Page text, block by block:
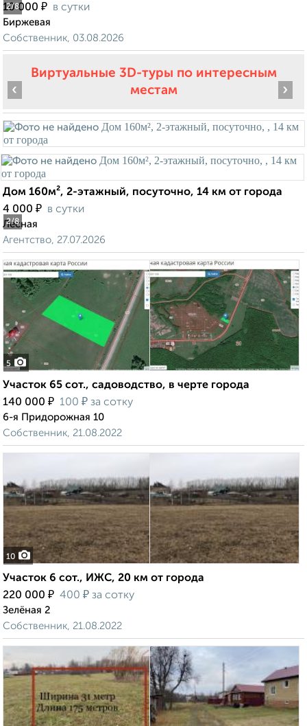
2/8
10 000 ₽ в сутки
Биржевая
Собственник, 03.08.2026
Виртуальные 3D-туры по интересным
местам
2/8
‹ ›
Дом 160м², 2-этажный, посуточно, 14 км от города
4 000 ₽ в сутки
Лесная
Агентство, 27.07.2026
5
Участок 65 сот., садоводство, в черте города
140 000 ₽ 100 ₽ за сотку
6-я Придорожная 10
Собственник, 21.08.2022
10
Участок 6 сот., ИЖС, 20 км от города
220 000 ₽ 400 ₽ за сотку
Зелёная 2
Собственник, 21.08.2022